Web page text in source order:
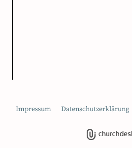
Impressum Datenschutzerklärung